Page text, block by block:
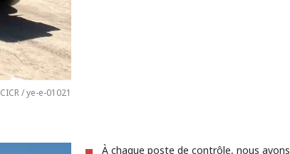
/ ye-e-01021
À chaque poste de contrôle, nous avons